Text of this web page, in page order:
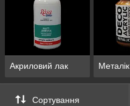
Акриловий лак Металік
Сортування